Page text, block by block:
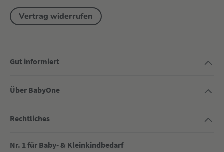
Vertrag widerrufen
Gut informiert
Über BabyOne
Rechtliches
Nr. 1 für Baby- & Kleinkindbedarf